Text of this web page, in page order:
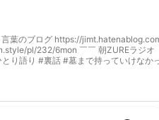
葉のブログ https://
pl/232/6mon ￣￣ 朝ZUREラジオ
語り #裏話 #墓まで持っていけなか